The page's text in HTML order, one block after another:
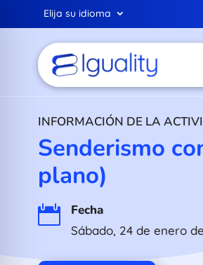
Elija su idioma
INFORMACIÓN DE LA
Senderismo
plano)
 Fecha
Sábado, 24 de enero